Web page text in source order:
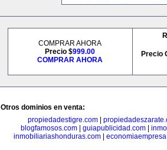
COMPRAR AHORA
Precio $999.00
COMPRAR AHORA
Precio
Otros dominios en venta:
propiedadestigre.com
blogfamosos.com
guiapublicidad.com
inmobiliariashonduras.com